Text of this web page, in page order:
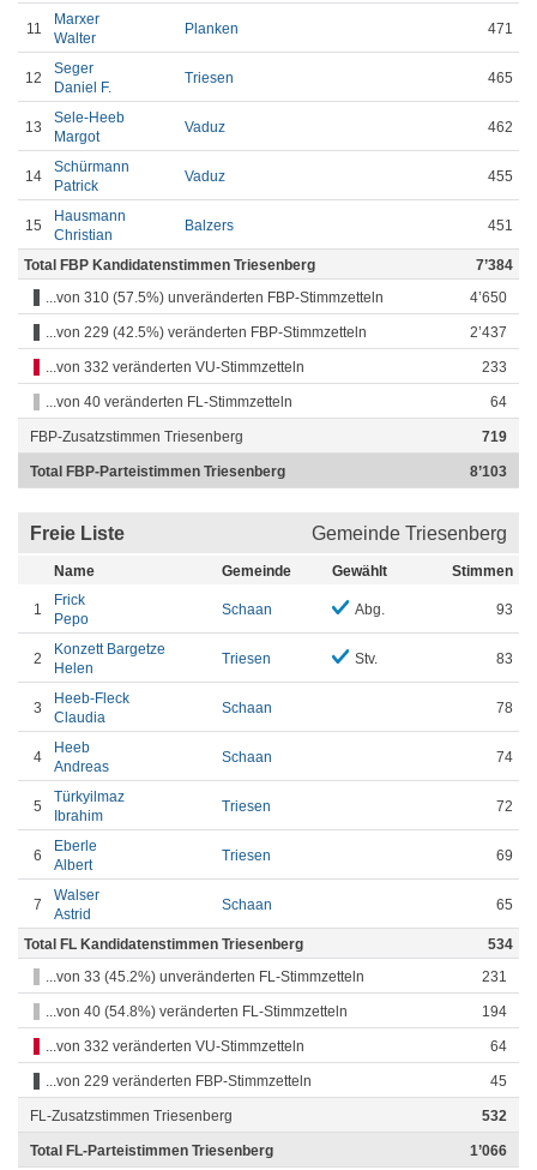
11
Marxer
Walter
Planken 471
12
Seger
Daniel F.
Triesen 465
13
Sele-Heeb
Margot
Vaduz 462
14
Schürmann
Patrick
Vaduz 455
15
Hausmann
Christian
Balzers 451
Total FBP Kandidatenstimmen Triesenberg
7’384
...von 310 (57.5%) unveränderten FBP-Stimmzetteln
4’650
...von 229 (42.5%) veränderten FBP-Stimmzetteln 2’437
...von 332 veränderten VU-Stimmzetteln 233
...von 40 veränderten FL-Stimmzetteln 64
FBP-Zusatzstimmen Triesenberg 719
Total FBP-Parteistimmen Triesenberg 8’103
Freie Liste Gemeinde Triesenberg
Name Gemeinde Gewählt Stimmen
1
Frick
Pepo
Schaan Abg. 93
2
Konzett Bargetze
Helen
Triesen Stv. 83
3
Heeb-Fleck
Claudia
Schaan 78
4
Heeb
Andreas
Schaan 74
5
Türkyilmaz
Ibrahim
Triesen 72
6
Eberle
Albert
Triesen 69
7
Walser
Astrid
Schaan 65
Total FL Kandidatenstimmen Triesenberg
534
...von 33 (45.2%) unveränderten FL-Stimmzetteln
231
...von 40 (54.8%) veränderten FL-Stimmzetteln 194
...von 332 veränderten VU-Stimmzetteln 64
...von 229 veränderten FBP-Stimmzetteln 45
FL-Zusatzstimmen Triesenberg 532
Total FL-Parteistimmen Triesenberg 1’066